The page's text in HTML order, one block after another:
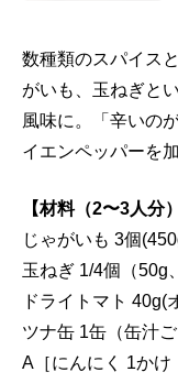
数種類のスパイス
がいも、玉ねぎと
風味に。「辛いの
イエンペッパーを
【材料（2〜3人分）
じゃがいも 3個
玉ねぎ 1/4個（50g
ドライトマト 40g(
ツナ缶 1缶（缶汁ご
A［にんにく 1かけ